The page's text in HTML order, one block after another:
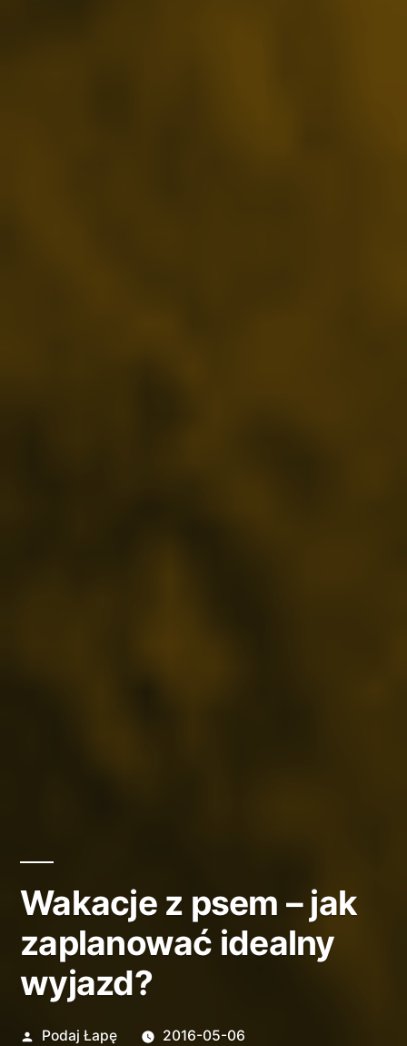
Wakacje z psem – jak
zaplanować idealny
wyjazd?
Opublikowane
Podaj Łapę 2016-05-06